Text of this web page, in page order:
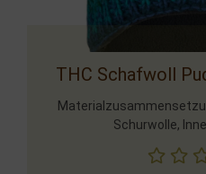
THC Schafwoll
Schurwolle,